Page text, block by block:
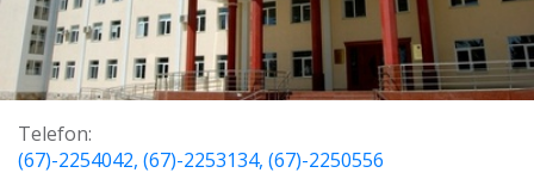
Telefon:
(67)-2254042, (67)-2253134, (67)-2250556